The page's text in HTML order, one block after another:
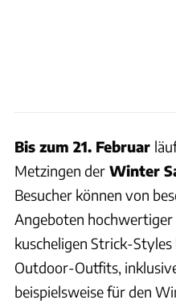
Bis zum 21. Februar
Metzingen der Winter
Besucher können von
Angeboten
kuscheligen Strick-
Outdoor-Outfits,
beispielsweise für den